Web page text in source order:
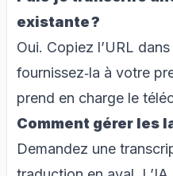
existante ?
Oui. Copiez l’URL
fournissez‑la à votre
prend en charge le
Comment gérer les
Demandez une